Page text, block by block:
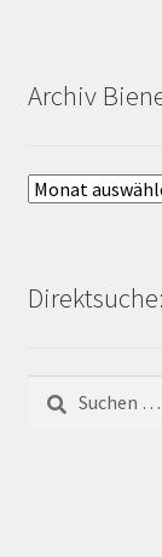
Archiv
Archiv
Direktsuche:
Suchen
nach: